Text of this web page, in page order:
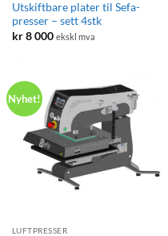
Utskiftbare plater til Sefa-
presser – sett 4stk
kr8 000 ekskl mva
Nyhet!
LUFTPRESSER